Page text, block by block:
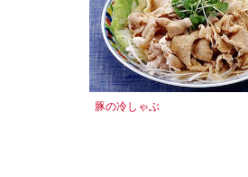
豚の冷しゃぶ